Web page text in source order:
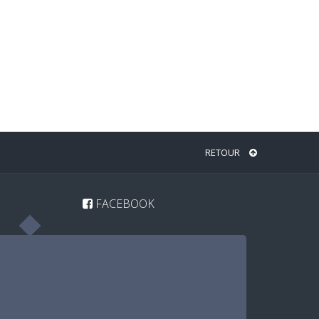
RETOUR
FACEBOOK